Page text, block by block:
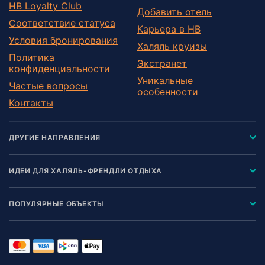
HB Loyalty Club
Соответствие статуса
Условия бронирования
Политика
конфиденциальности
Частые вопросы
Контакты
Добавить отель
Карьера в HB
Халяль круизы
Экстранет
Уникальные
особенности
ДРУГИЕ НАПРАВЛЕНИЯ
ИДЕИ ДЛЯ ХАЛЯЛЬ-ФРЕНДЛИ ОТДЫХА
ПОПУЛЯРНЫЕ ОБЪЕКТЫ